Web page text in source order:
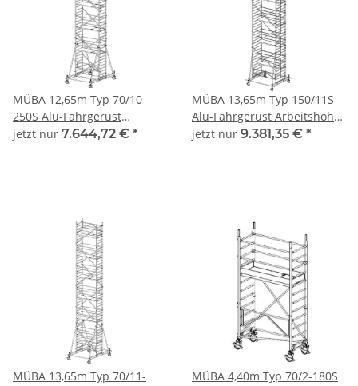
MÜBA 12,65m Typ 70/10-
250S Alu-Fahrgerüst
Arbeitshöhe 12,65 m,
jetzt nur 7.644,72 € *
MÜBA 13,65m Typ 150/11S
Alu-Fahrgerüst Arbeitshöhe
13,65 m, Gerüsthöhe 12,95
jetzt nur 9.381,35 € *
MÜBA 13,65m Typ 70/11-
MÜBA 4,40m Typ 70/2-180S